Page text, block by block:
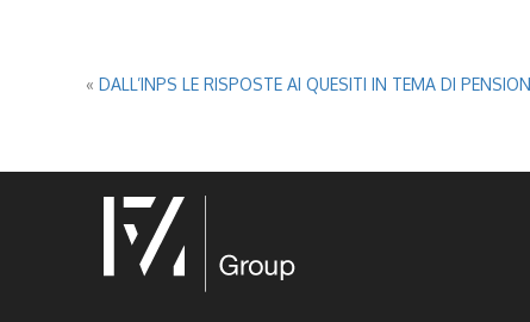
« DALL’INPS LE RISPOSTE AI QUESITI IN TEMA DI